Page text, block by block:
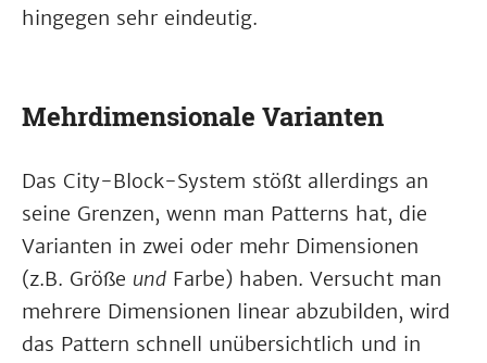
hingegen sehr eindeutig.
Mehrdimensionale Varianten
Das City-Block-System stößt allerdings an
seine Grenzen, wenn man Patterns hat, die
Varianten in zwei oder mehr Dimensionen
(z.B. Größe und Farbe) haben. Versucht man
mehrere Dimensionen linear abzubilden, wird
das Pattern schnell unübersichtlich und in